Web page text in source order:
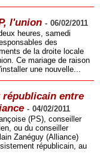
l'union - 06/02/2011
heures, samedi
des
de la droite locale
Ce mariage de raison
une nouvelle...
républicain entre
- 04/02/2011
(PS), conseiller
ou du conseiller
Zanéguy (Alliance)
républicain, au